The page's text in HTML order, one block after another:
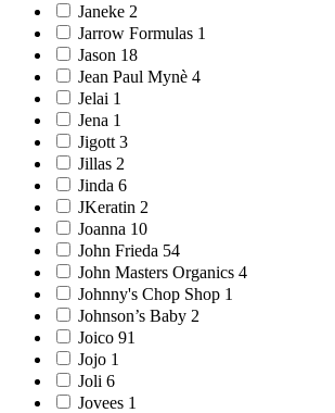
Janeke 2
Jarrow Formulas 1
Jason 18
Jean Paul Mynè 4
Jelai 1
Jena 1
Jigott 3
Jillas 2
Jinda 6
JKeratin 2
Joanna 10
John Frieda 54
John Masters Organics 4
Johnny's Chop Shop 1
Johnson’s Baby 2
Joico 91
Jojo 1
Joli 6
Jovees 1